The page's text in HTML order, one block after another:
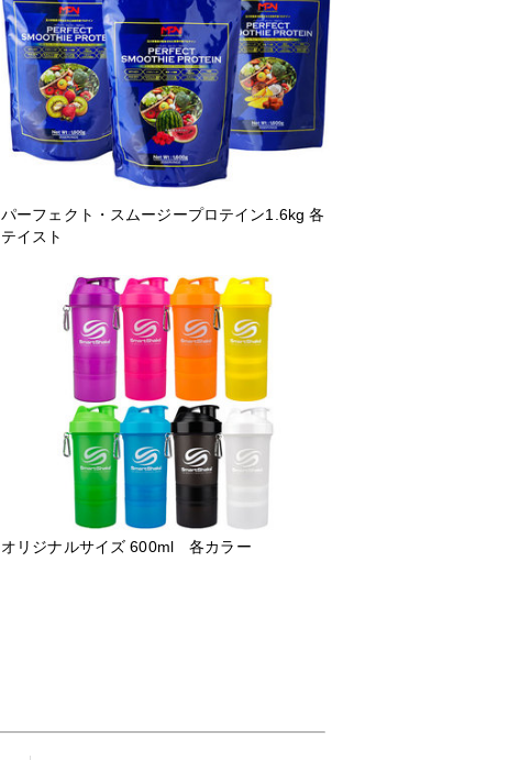
パーフェクト・スムージープロテイン1.6kg 各
テイスト
オリジナルサイズ 600ml 各カラー